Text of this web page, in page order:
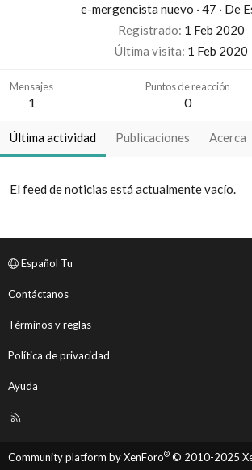
e-mergencista nuevo · 47 · De
Registrado 1 Feb 2020
Última visita 1 Feb 2020
Mensajes
1
Puntos de reacción
0
Última actividad Publicaciones Acerca
El feed de noticias está actualmente vacío.
Español Tu
Contáctanos
Términos y reglas
Política de privacidad
Ayuda
R
Community platform by XenForo® © 2010-2025